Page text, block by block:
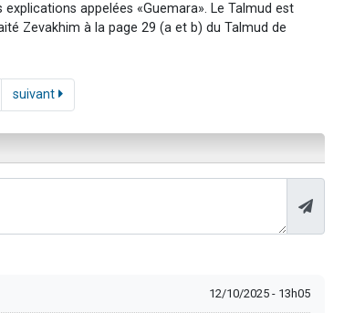
appelées «Guemara». Le Talmud est
Zevakhim à la page 29 (a et b) du Talmud de
suivant
12/10/2025 - 13h05